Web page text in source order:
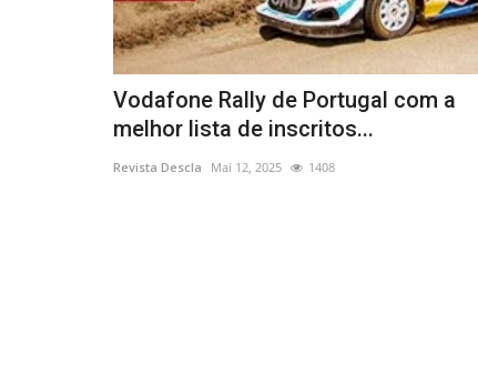
Vodafone Rally de Portugal com a
melhor lista de inscritos...
Revista Descla Mai 12, 2025 1408